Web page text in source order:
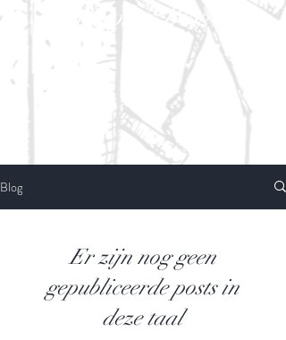
Bloom's Blog
Blog
Er zijn nog geen
gepubliceerde posts in
deze taal